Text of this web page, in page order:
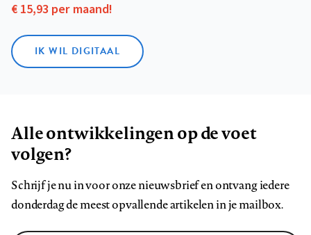
€ 15,93 per maand!
IK WIL DIGITAAL
Alle ontwikkelingen op de voet
volgen?
Schrijf je nu in voor onze nieuwsbrief en ontvang iedere
donderdag de meest opvallende artikelen in je mailbox.